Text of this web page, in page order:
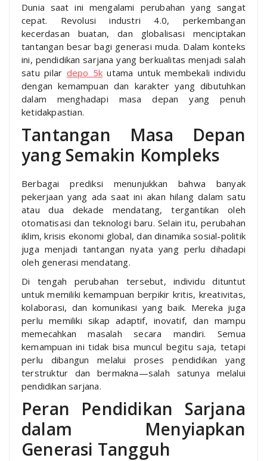
Dunia saat ini mengalami perubahan yang sangat
cepat. Revolusi industri 4.0, perkembangan
kecerdasan buatan, dan globalisasi menciptakan
tantangan besar bagi generasi muda. Dalam konteks
ini, pendidikan sarjana yang berkualitas menjadi salah
satu pilar depo 5k utama untuk membekali individu
dengan kemampuan dan karakter yang dibutuhkan
dalam menghadapi masa depan yang penuh
ketidakpastian.
Tantangan Masa Depan
yang Semakin Kompleks
Berbagai prediksi menunjukkan bahwa banyak
pekerjaan yang ada saat ini akan hilang dalam satu
atau dua dekade mendatang, tergantikan oleh
otomatisasi dan teknologi baru. Selain itu, perubahan
iklim, krisis ekonomi global, dan dinamika sosial-politik
juga menjadi tantangan nyata yang perlu dihadapi
oleh generasi mendatang.
Di tengah perubahan tersebut, individu dituntut
untuk memiliki kemampuan berpikir kritis, kreativitas,
kolaborasi, dan komunikasi yang baik. Mereka juga
perlu memiliki sikap adaptif, inovatif, dan mampu
memecahkan masalah secara mandiri. Semua
kemampuan ini tidak bisa muncul begitu saja, tetapi
perlu dibangun melalui proses pendidikan yang
terstruktur dan bermakna—salah satunya melalui
pendidikan sarjana.
Peran Pendidikan Sarjana
dalam Menyiapkan
Generasi Tangguh